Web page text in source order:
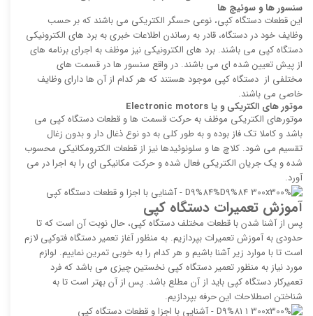
سنسور ها و سوئیچ ها
این قطعات دستگاه کپی، نوعی حسگر الکتریکی می باشند که بر حسب
وظایف خود در دستگاه، قادر به رساندن اطلاعات خبری به برد های الکترونیکی
دستگاه کپی می باشند. برد های الکترونیکی نیز موظف به اجرای برنامه های
از پیش تعیین شده ای می باشند. در واقع سنسور ها در قسمت های
مختلفی از دستگاه کپی موجود هستند که هر کدام از آن ها دارای وظایف
خاصی می باشند.
موتور های الکتریکی و یا Electronic motors
موتورهای الکتریکی موظف به حرکت قسمت ها و قطعات دستگاه کپی می
باشد و کاملا تک فاز بوده و به طور کلی به دو نوع ذغال دار و بدون زغال
تقسیم می شود. کلاچ ها و سلونوئیدها نیز از قطعات الکترومکانیکی محسوب
شده و یک جریان الکتریکی فعال شده و حرکت مکانیکی ای را به اجرا در می
آورد.
آموزش تعمیرات دستگاه کپی
پس از آشنا شدن با قطعات مختلف دستگاه کپی، حال نوبت آن است که تا
حدودی به آموزش تعمیرات بپردازیم. به منظور آغاز تعمیر دستگاه فتوکپی لازم
است تا با موارد زیر آشنا باشیم و هر کدام را به خوبی تمرین نماییم. لوازم
مورد نیاز به منظور تعمیر دستگاه کپی نخستین چیزی می باشد که فرد
تعمیرکار دستگاه کپی باید از آن مطلع باشد. پس از آن بهتر است تا به
شناختن اصطلاحات این حرفه بپردازیم.